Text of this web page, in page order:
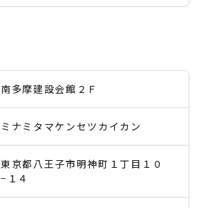
南多摩建設会館２Ｆ
ミナミタマケンセツカイカン
東京都八王子市明神町１丁目１０
−１４